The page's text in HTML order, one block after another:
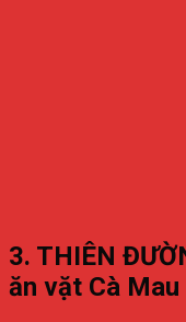
3. THIÊN
ăn vặt Cà Mau